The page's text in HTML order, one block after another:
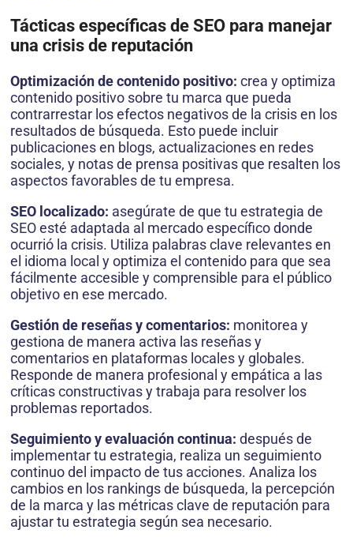
Tácticas específicas de SEO para manejar
una crisis de reputación
Optimización de contenido positivo: crea y optimiza
contenido positivo sobre tu marca que pueda
contrarrestar los efectos negativos de la crisis en los
resultados de búsqueda. Esto puede incluir
publicaciones en blogs, actualizaciones en redes
sociales, y notas de prensa positivas que resalten los
aspectos favorables de tu empresa.
SEO localizado: asegúrate de que tu estrategia de
SEO esté adaptada al mercado específico donde
ocurrió la crisis. Utiliza palabras clave relevantes en
el idioma local y optimiza el contenido para que sea
fácilmente accesible y comprensible para el público
objetivo en ese mercado.
Gestión de reseñas y comentarios: monitorea y
gestiona de manera activa las reseñas y
comentarios en plataformas locales y globales.
Responde de manera profesional y empática a las
críticas constructivas y trabaja para resolver los
problemas reportados.
Seguimiento y evaluación continua: después de
implementar tu estrategia, realiza un seguimiento
continuo del impacto de tus acciones. Analiza los
cambios en los rankings de búsqueda, la percepción
de la marca y las métricas clave de reputación para
ajustar tu estrategia según sea necesario.